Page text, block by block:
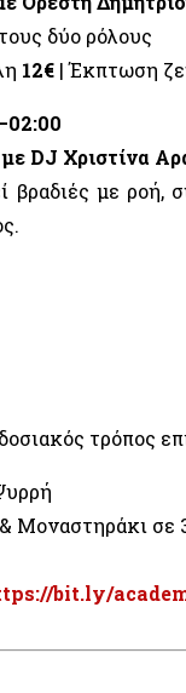
δύο ρόλους
12€| Έκπτωση
DJ Χριστίνα
βραδιές με
τρόπος
Μοναστηράκι σε
bit.ly/